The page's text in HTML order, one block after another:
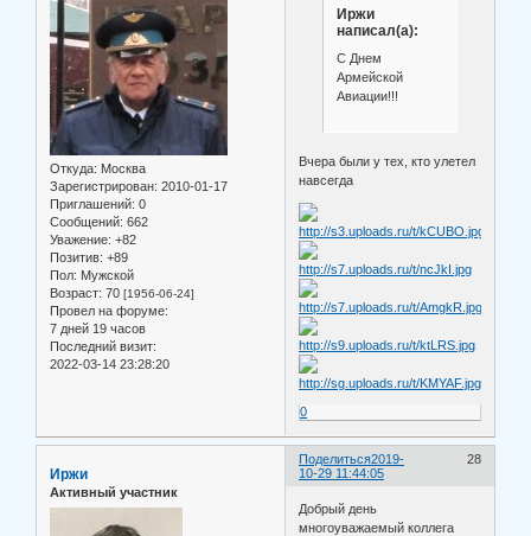
Откуда: Москва
Зарегистрирован: 2010-01-17
Приглашений: 0
Сообщений: 662
Уважение: +82
Позитив: +89
Пол: Мужской
Возраст: 70 [1956-06-24]
Провел на форуме:
7 дней 19 часов
Последний визит:
2022-03-14 23:28:20
Иржи
написал(а):
С Днем
Армейской
Авиации!!!
Вчера были у тех, кто улетел
навсегда
0
Поделиться 28
2019-
10-29 11:44:05
Иржи
Активный участник
Добрый день
многоуважаемый коллега